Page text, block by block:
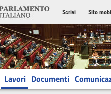
Scrivi Sito
Lavori Documenti